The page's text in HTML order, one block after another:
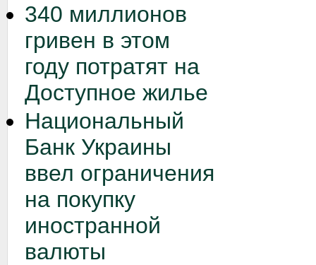
340 миллионов
гривен в этом
году потратят на
Доступное жилье
Национальный
Банк Украины
ввел ограничения
на покупку
иностранной
валюты